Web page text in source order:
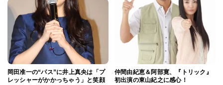
岡田准一の“パス”に井上真央は「プ
レッシャーがかかっちゃう」と笑顔
仲間由紀恵＆阿部寛、『トリック』
初出演の東山紀之に感心！